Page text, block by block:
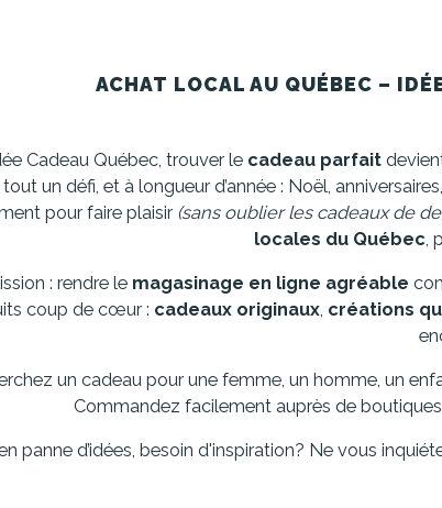
ACHAT LOCAL AU QUÉBEC –
Cadeau Québec, trouver le cadeau parfait
tout un défi, et à longueur d’année : Noël,
pour faire plaisir (sans oublier les cadeaux de
locales du Québec,
: rendre le magasinage en ligne agréable
coup de cœur : cadeaux originaux, créations
un cadeau pour une femme, un homme, un
Commandez facilement auprès de
panne d’idées, besoin d'inspiration? Ne vous